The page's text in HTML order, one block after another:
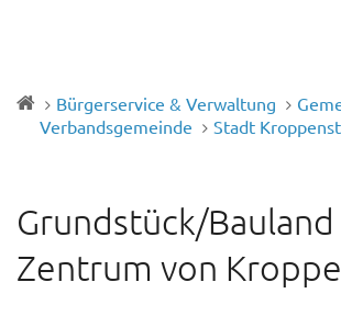
Bürgerservice & Verwaltung
Verbandsgemeinde
Stadt
Grundstück/Bauland
Zentrum von